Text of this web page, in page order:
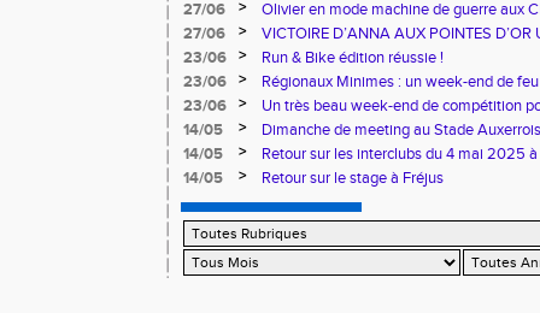
27/06
>
Olivier en mode machine de guerre aux
Master
27/06 >
VICTOIRE D’ANNA AUX POINTES D’OR
23/06
>
Run & Bike édition réussie !
23/06
>
Régionaux Minimes : un week-end de
23/06
>
Un très beau week-end de compétition
14/05
>
Dimanche de meeting au Stade Auxerrois
14/05
>
Retour sur les interclubs du 4 mai 2025
14/05
> Retour sur le stage à Fréjus